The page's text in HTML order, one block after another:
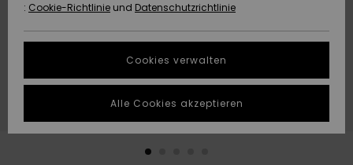
Highlights
Highlights
Starten Sie eine
Unterhaltung,
schnellste
Antwort auf Ihre
Frage zu
erhalten.
NACHHALTIGKEIT
WUNSCHLISTE
: Cookie-Richtlinie und Datenschutzrichtlinie
Cookies verwalten
Alle Cookies akzeptieren